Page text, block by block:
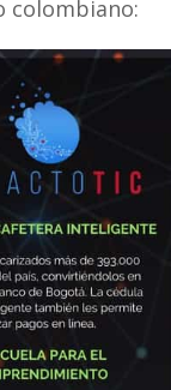
colombiano: